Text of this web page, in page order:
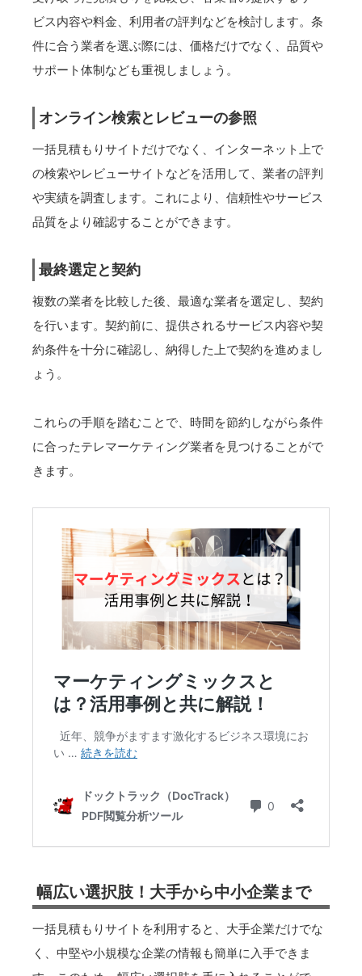
ビス内容や料金、利用者の評判などを検討します。条
件に合う業者を選ぶ際には、価格だけでなく、品質や
サポート体制なども重視しましょう。
オンライン検索とレビューの参照
一括見積もりサイトだけでなく、インターネット上で
の検索やレビューサイトなどを活用して、業者の評判
や実績を調査します。これにより、信頼性やサービス
品質をより確認することができます。
最終選定と契約
複数の業者を比較した後、最適な業者を選定し、契約
を行います。契約前に、提供されるサービス内容や契
約条件を十分に確認し、納得した上で契約を進めまし
ょう。
これらの手順を踏むことで、時間を節約しながら条件
に合ったテレマーケティング業者を見つけることがで
きます。
幅広い選択肢！大手から中小企業まで
一括見積もりサイトを利用すると、大手企業だけでな
く、中堅や小規模な企業の情報も簡単に入手できま